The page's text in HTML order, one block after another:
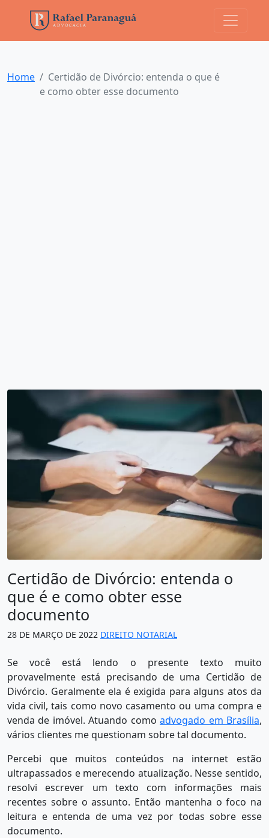
Home
Certidão de Divórcio: entenda o que é
e como obter esse documento
Certidão de Divórcio: entenda o
que é e como obter esse
documento
28 DE MARÇO DE 2022 DIREITO NOTARIAL
Se você está lendo o presente texto muito
provavelmente está precisando de uma Certidão de
Divórcio. Geralmente ela é exigida para alguns atos da
vida civil, tais como novo casamento ou uma compra e
venda de imóvel. Atuando comoadvogado em Brasília,
vários clientes me questionam sobre tal documento.
Percebi que muitos conteúdos na internet estão
ultrapassados e merecendo atualização. Nesse sentido,
resolvi escrever um texto com informações mais
recentes sobre o assunto. Então mantenha o foco na
leitura e entenda de uma vez por todas sobre esse
documento.